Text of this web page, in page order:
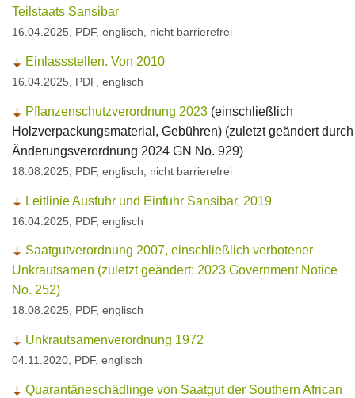
Teilstaats Sansibar
16.04.2025, PDF, englisch, nicht barrierefrei
Einlassstellen. Von 2010
16.04.2025, PDF, englisch
Pflanzenschutzverordnung 2023 (einschließlich
Holzverpackungsmaterial, Gebühren) (zuletzt geändert durch
Änderungsverordnung 2024 GN No. 929)
18.08.2025, PDF, englisch, nicht barrierefrei
Leitlinie Ausfuhr und Einfuhr Sansibar, 2019
16.04.2025, PDF, englisch
Saatgutverordnung 2007, einschließlich verbotener
Unkrautsamen (zuletzt geändert: 2023 Government Notice
No. 252)
18.08.2025, PDF, englisch
Unkrautsamenverordnung 1972
04.11.2020, PDF, englisch
Quarantäneschädlinge von Saatgut der Southern African